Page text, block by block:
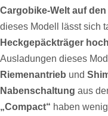
Cargobike-Welt auf
dieses Modell lässt sich
Heckgepäckträger
Ausladungen dieses
Riemenantrieb und
Nabenschaltung aus
„Compact“ haben